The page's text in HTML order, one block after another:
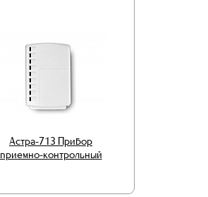
Астра-713 Прибор
приемно-контрольный